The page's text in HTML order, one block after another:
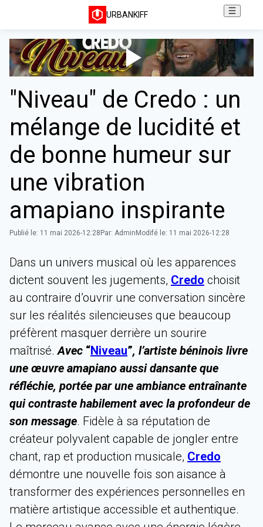
URBANKIFF
‎"Niveau" de Credo : un
mélange de lucidité et
de bonne humeur sur
une vibration
amapiano inspirante
Publié le: 11 mai 2026-12:28 Par: Admin Modifé le: 11 mai 2026-12:28
‎Dans un univers musical où les apparences
dictent souvent les jugements, Credo choisit
au contraire d’ouvrir une conversation sincère
sur les réalités silencieuses que beaucoup
préfèrent masquer derrière un sourire
maîtrisé.Avec “Niveau”, l’artiste béninois livre
une œuvre amapiano aussi dansante que
réfléchie, portée par une ambiance entraînante
qui contraste habilement avec la profondeur de
son message. Fidèle à sa réputation de
créateur polyvalent capable de jongler entre
chant, rap et production musicale, Credo
démontre une nouvelle fois son aisance à
transformer des expériences personnelles en
matière artistique accessible et authentique.